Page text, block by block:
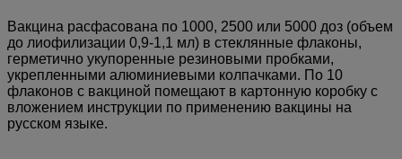
Вакцина расфасована по 1000, 2500 или 5000 доз (объем
до лиофилизации 0,9-1,1 мл) в стеклянные флаконы,
герметично укупоренные резиновыми пробками,
укрепленными алюминиевыми колпачками. По 10
флаконов с вакциной помещают в картонную коробку с
вложением инструкции по применению вакцины на
русском языке.